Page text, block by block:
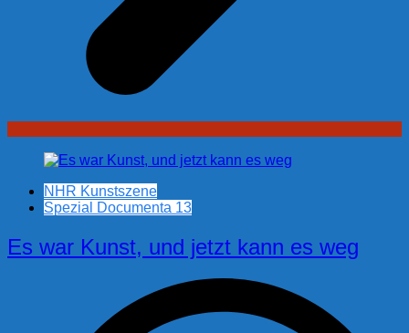
NHR Kunstszene
Spezial Documenta 13
Es war Kunst, und jetzt kann es weg